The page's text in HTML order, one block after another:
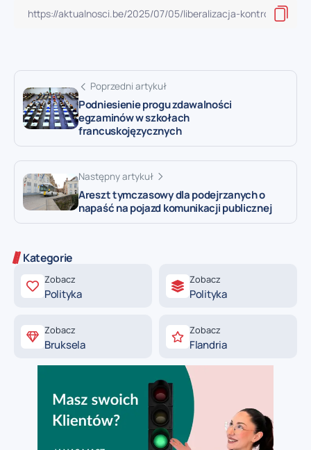
Poprzedni artykuł
Podniesienie progu zdawalności
egzaminów w szkołach
francuskojęzycznych
Następny artykuł
Areszt tymczasowy dla podejrzanych o
napaść na pojazd komunikacji publicznej
Kategorie
Zobacz
Polityka
Zobacz
Polityka
Zobacz
Bruksela
Zobacz
Flandria